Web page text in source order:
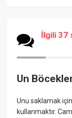
İlgili 37
Un
Unu saklamak
kullanmaktır.